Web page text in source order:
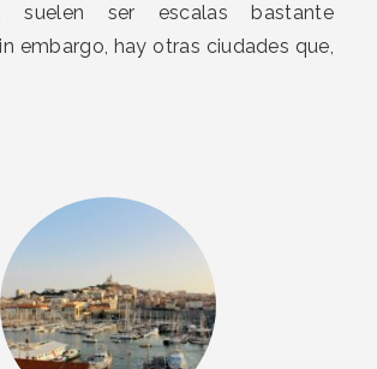
suelen ser escalas bastante
embargo, hay otras ciudades que,